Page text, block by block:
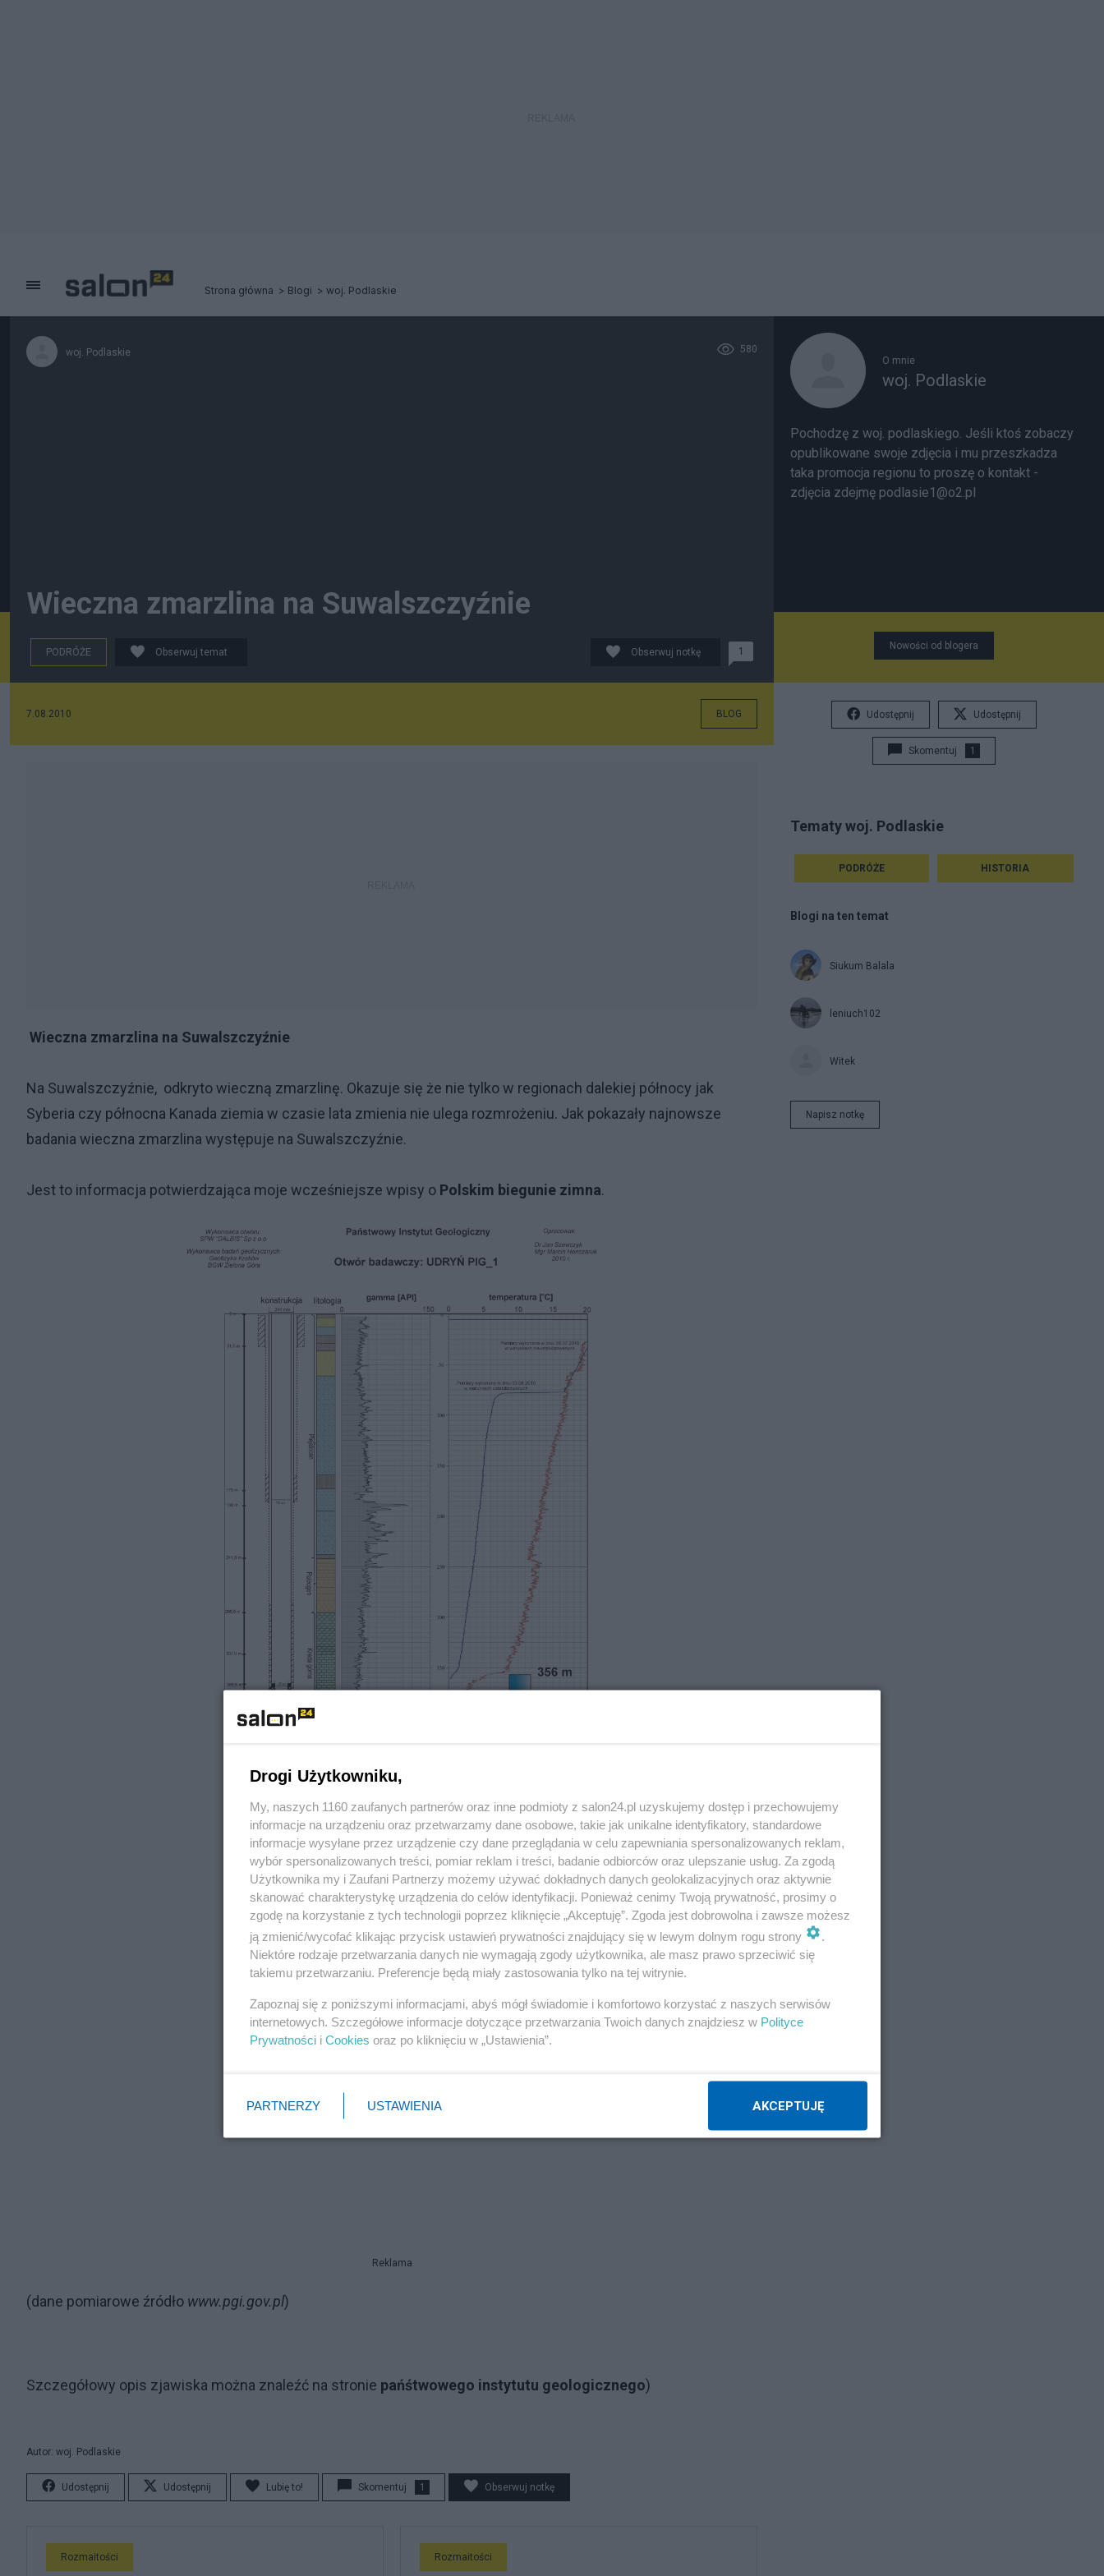
Strona główna Blogi woj. Podlaskie
woj. Podlaskie 580
Wieczna zmarzlina na Suwalszczyźnie
PODRÓŻE Obserwuj temat Obserwuj notkę 1
7.08.2010 BLOG
Wieczna zmarzlina na Suwalszczyźnie
Na Suwalszczyźnie, odkryto wieczną zmarzlinę. Okazuje się że nie tylko w regionach dalekiej północy jak
Syberia czy północna Kanada ziemia w czasie lata zmienia nie ulega rozmrożeniu. Jak pokazały najnowsze
badania wieczna zmarzlina występuje na Suwalszczyźnie.
Jest to informacja potwierdzająca moje wcześniejsze wpisy o Polskim biegunie zimna.
Reklama
(dane pomiarowe źródło www.pgi.gov.pl)
Szczegółowy opis zjawiska można znaleźć na stronie pańśtwowego instytutu geologicznego)
Autor: woj. Podlaskie
Udostępnij Udostępnij Lubię to! Skomentuj 1 Obserwuj notkę
Rozmaitości Rozmaitości
O mnie
woj. Podlaskie
Pochodzę z woj. podlaskiego. Jeśli ktoś zobaczy
opublikowane swoje zdjęcia i mu przeszkadza
taka promocja regionu to proszę o kontakt -
zdjęcia zdejmę podlasie1@o2.pl
Nowości od blogera
Udostępnij Udostępnij
Skomentuj 1
Tematy woj. Podlaskie
PODRÓŻE HISTORIA
Blogi na ten temat
Siukum Balala
leniuch102
Witek
Napisz notkę
Drogi Użytkowniku,
My, naszych 1160 zaufanych partnerów oraz inne podmioty z salon24.pl uzyskujemy dostęp i przechowujemy
informacje na urządzeniu oraz przetwarzamy dane osobowe, takie jak unikalne identyfikatory, standardowe
informacje wysyłane przez urządzenie czy dane przeglądania w celu zapewniania spersonalizowanych reklam,
wybór spersonalizowanych treści, pomiar reklam i treści, badanie odbiorców oraz ulepszanie usług. Za zgodą
Użytkownika my i Zaufani Partnerzy możemy używać dokładnych danych geolokalizacyjnych oraz aktywnie
skanować charakterystykę urządzenia do celów identyfikacji. Ponieważ cenimy Twoją prywatność, prosimy o
zgodę na korzystanie z tych technologii poprzez kliknięcie „Akceptuję”. Zgoda jest dobrowolna i zawsze możesz
ją zmienić/wycofać klikając przycisk ustawień prywatności znajdujący się w lewym dolnym rogu strony
.
Niektóre rodzaje przetwarzania danych nie wymagają zgody użytkownika, ale masz prawo sprzeciwić się
takiemu przetwarzaniu. Preferencje będą miały zastosowania tylko na tej witrynie.
Zapoznaj się z poniższymi informacjami, abyś mógł świadomie i komfortowo korzystać z naszych serwisów
internetowych. Szczegółowe informacje dotyczące przetwarzania Twoich danych znajdziesz w Polityce
Prywatności i Cookies oraz po kliknięciu w „Ustawienia”.
PARTNERZY USTAWIENIA AKCEPTUJĘ